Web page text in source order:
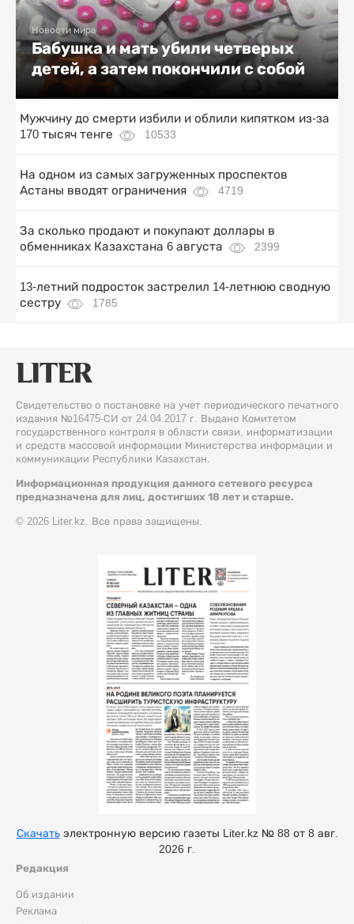
Новости мира
Бабушка и мать убили четверых
детей, а затем покончили с собой
Мужчину до смерти избили и облили кипятком из-за
170 тысяч тенге
10533
На одном из самых загруженных проспектов
Астаны вводят ограничения
4719
За сколько продают и покупают доллары в
обменниках Казахстана 6 августа
2399
13-летний подросток застрелил 14-летнюю сводную
сестру
1785
Свидетельство о постановке на учет периодического печатного
издания №16475-СИ от 24.04.2017 г. Выдано Комитетом
государственного контроля в области связи, информатизации
и средств массовой информации Министерства информации и
коммуникации Республики Казахстан.
Информационная продукция данного сетевого ресурса
предназначена для лиц, достигших 18 лет и старше.
© 2026 Liter.kz. Все права защищены.
Редакция
Об издании
Реклама
Скачатьэлектронную версию газеты Liter.kz № 88 от 8 авг.
2026 г.